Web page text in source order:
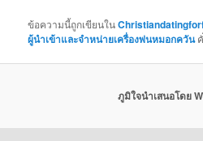
ข้อความนี้ถูกเขียนใน
ผู้นำเข้าและจำหน่ายเครื่องพ่นหมอกควัน
ภูมิใจนำเสนอโดย